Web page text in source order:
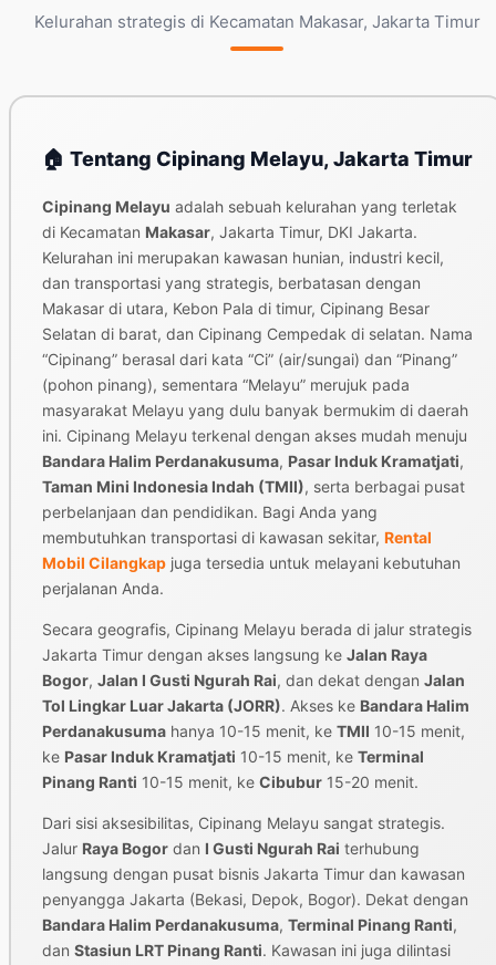
Kelurahan strategis di Kecamatan Makasar, Jakarta Timur
🏠 Tentang Cipinang Melayu, Jakarta Timur
Cipinang Melayu adalah sebuah kelurahan yang terletak
di Kecamatan Makasar, Jakarta Timur, DKI Jakarta.
Kelurahan ini merupakan kawasan hunian, industri kecil,
dan transportasi yang strategis, berbatasan dengan
Makasar di utara, Kebon Pala di timur, Cipinang Besar
Selatan di barat, dan Cipinang Cempedak di selatan. Nama
“Cipinang” berasal dari kata “Ci” (air/sungai) dan “Pinang”
(pohon pinang), sementara “Melayu” merujuk pada
masyarakat Melayu yang dulu banyak bermukim di daerah
ini. Cipinang Melayu terkenal dengan akses mudah menuju
Bandara Halim Perdanakusuma, Pasar Induk Kramatjati,
Taman Mini Indonesia Indah (TMII), serta berbagai pusat
perbelanjaan dan pendidikan. Bagi Anda yang
membutuhkan transportasi di kawasan sekitar, Rental
Mobil Cilangkapjuga tersedia untuk melayani kebutuhan
perjalanan Anda.
Secara geografis, Cipinang Melayu berada di jalur strategis
Jakarta Timur dengan akses langsung ke Jalan Raya
Bogor, Jalan I Gusti Ngurah Rai, dan dekat dengan Jalan
Tol Lingkar Luar Jakarta (JORR). Akses ke Bandara Halim
Perdanakusumahanya 10-15 menit, ke TMII 10-15 menit,
ke Pasar Induk Kramatjati 10-15 menit, ke Terminal
Pinang Ranti 10-15 menit, ke Cibubur15-20 menit.
Dari sisi aksesibilitas, Cipinang Melayu sangat strategis.
Jalur Raya Bogordan I Gusti Ngurah Rai terhubung
langsung dengan pusat bisnis Jakarta Timur dan kawasan
penyangga Jakarta (Bekasi, Depok, Bogor). Dekat dengan
Bandara Halim Perdanakusuma, Terminal Pinang Ranti,
dan Stasiun LRT Pinang Ranti. Kawasan ini juga dilintasi